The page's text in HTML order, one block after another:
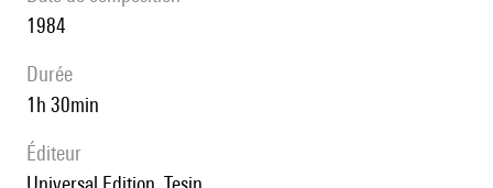
1984
durée
1h 30min
éditeur